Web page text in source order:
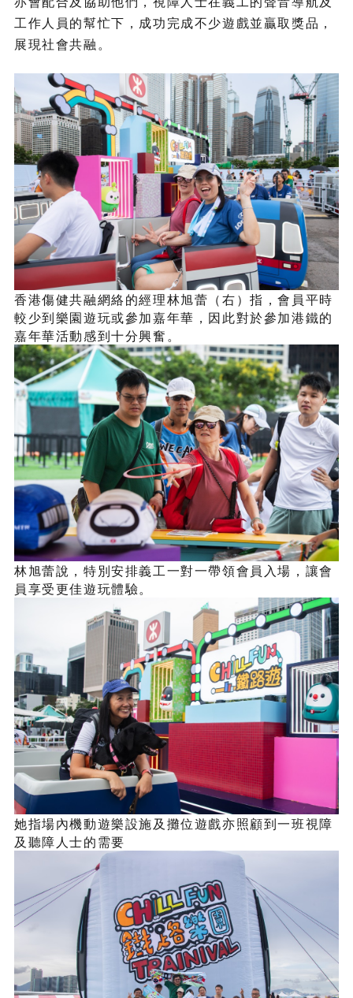
工作人員的幫忙下，成功完成不少遊戲並贏取獎品，
展現社會共融。
香港傷健共融網絡的經理林旭蕾（右）指，會員平時
較少到樂園遊玩或參加嘉年華，因此對於參加港鐵的
嘉年華活動感到十分興奮。
林旭蕾說，特別安排義工一對一帶領會員入場，讓會
員享受更佳遊玩體驗。
她指場內機動遊樂設施及攤位遊戲亦照顧到一班視障
及聽障人士的需要